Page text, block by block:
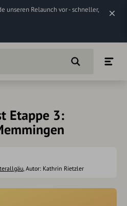
unseren Relaunch vor - schneller,
Etappe 3:
, Autor: Kathrin Rietzler